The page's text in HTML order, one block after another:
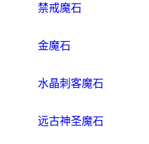
禁戒魔石
金魔石
水晶刺客魔石
远古神圣魔石